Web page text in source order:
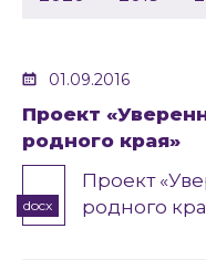
01.09.2016
Проект
родного края»
docx
Проект
родного